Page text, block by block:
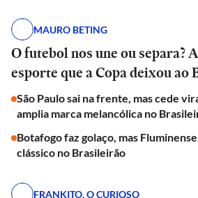
MAURO BETING
O futebol nos une ou separa?
esporte que a Copa deixou ao
São Paulo sai na frente, mas cede
amplia marca melancólica no
Botafogo faz golaço, mas
clássico no Brasileirão
FRANKITO, O CURIOSO